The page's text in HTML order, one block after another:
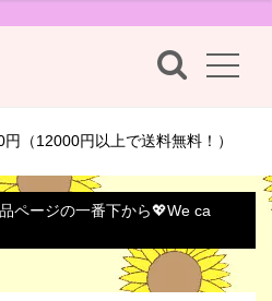
（12000円以上で送料無料！）
ページの一番下から💖We ca